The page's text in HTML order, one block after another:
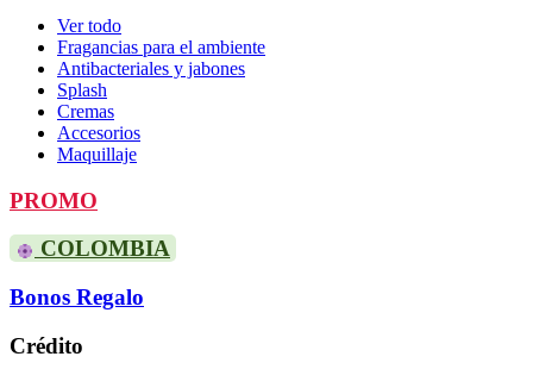
Ver todo
Fragancias para el ambiente
Antibacteriales y jabones
Splash
Cremas
Accesorios
Maquillaje
PROMO
COLOMBIA
Bonos Regalo
Crédito